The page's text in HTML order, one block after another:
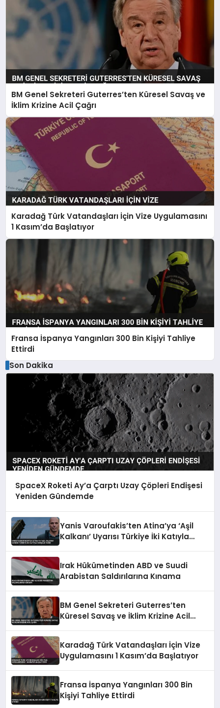
BM Genel Sekreteri Guterres’ten Küresel Savaş ve
İklim Krizine Acil Çağrı
Karadağ Türk Vatandaşları İçin Vize Uygulamasını
1 Kasım’da Başlatıyor
Fransa İspanya Yangınları 300 Bin Kişiyi Tahliye
Ettirdi
Son Dakika
SpaceX Roketi Ay’a Çarptı Uzay Çöpleri Endişesi
Yeniden Gündemde
Yanis Varoufakis’ten Atina’ya ‘Aşil
Kalkanı’ Uyarısı Türkiye İki Katıyla
Irak Hükümetinden ABD ve Suudi
Arabistan Saldırılarına Kınama
BM Genel Sekreteri Guterres’ten
Küresel Savaş ve İklim Krizine Acil
Karadağ Türk Vatandaşları İçin Vize
Uygulamasını 1 Kasım’da Başlatıyor
Fransa İspanya Yangınları 300 Bin
Kişiyi Tahliye Ettirdi